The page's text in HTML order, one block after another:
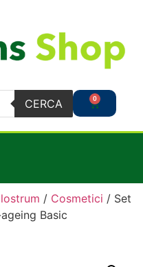
CERCA 0
/ Cosmetici / Set
Basic